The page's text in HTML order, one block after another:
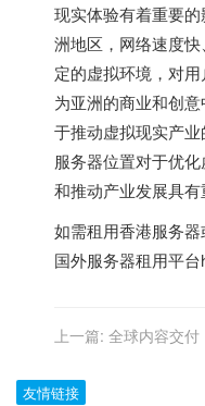
现实体验有着重要
洲地区，网络速度
定的虚拟环境，对
为亚洲的商业和创
于推动虚拟现实产
服务器位置对于优
和推动产业发展具有
如需租用香港服务器
国外服务器租用平台
上一篇: 全球内容交付
友情链接